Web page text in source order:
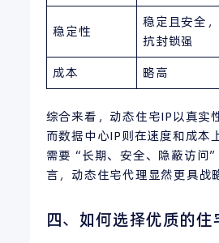
稳定性
稳定且安全，
抗封锁强
成本
略高
综合来看，动态住宅IP以真实
而数据中心IP则在速度和成本
需要“长期、安全、隐蔽访问
言，动态住宅代理显然更具战
四、如何选择优质的住